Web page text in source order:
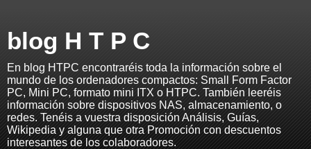
blog H T P C
En blog HTPC encontraréis toda la información sobre el
mundo de los ordenadores compactos: Small Form Factor
PC, Mini PC, formato mini ITX o HTPC. También leeréis
información sobre dispositivos NAS, almacenamiento, o
redes. Tenéis a vuestra disposición Análisis, Guías,
Wikipedia y alguna que otra Promoción con descuentos
interesantes de los colaboradores.